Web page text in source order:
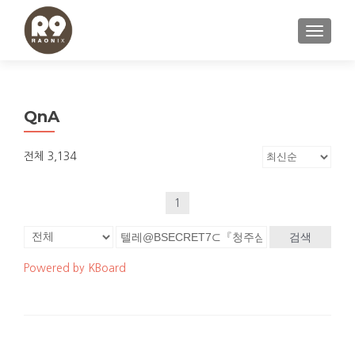
내비게
QnA
전체 3,134
1
검색
Powered by KBoard